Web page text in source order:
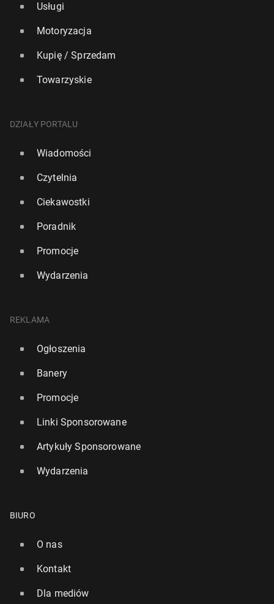
Usługi
Motoryzacja
Kupię / Sprzedam
Towarzyskie
DZIAŁY PORTALU
Wiadomości
Czytelnia
Ciekawostki
Poradnik
Promocje
Wydarzenia
REKLAMA
Ogłoszenia
Banery
Promocje
Linki Sponsorowane
Artykuły Sponsorowane
Wydarzenia
BIURO
O nas
Kontakt
Dla mediów